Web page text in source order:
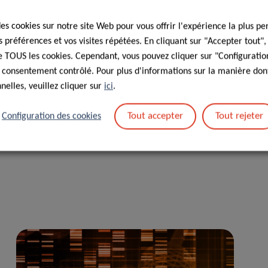
toxicomanes. L’étude est devenue depuis un programme
cadre du programme national de lutte contre les
également des tests ARN-VHC (pour diagnostiquer les
les quatre sites de réduction des risques.
.
.
cookies sur notre site Web pour vous offrir l'expérience la plus
préférences et vos visites répétées. En cliquant sur "Accepter tout",
les cookies. Cependant, vous pouvez cliquer sur
contrôlé. Pour plus d'informations sur la manière
veuillez cliquer sur ici.
Configuration des cookies Tout accepter Tout rejeter